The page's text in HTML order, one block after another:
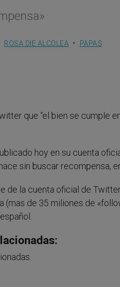
ROSA DIE ALCOLEA PAPAS
que “el bien se cumple
hoy en su cuenta
sin buscar recompensa,
de la cuenta oficial de
(mas de 35 miliones de